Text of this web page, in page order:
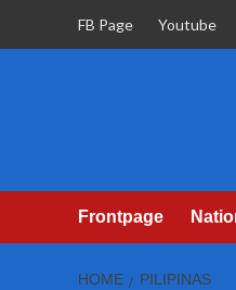
FB Page Youtube
Frontpage
HOME PILIPINAS